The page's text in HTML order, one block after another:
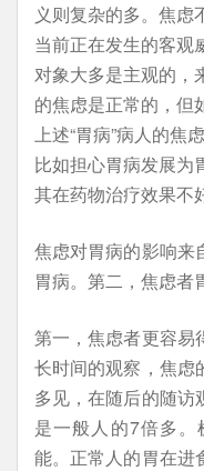
义则复杂的多。焦虑
当前正在发生的客观
对象大多是主观的，
的焦虑是正常的，但
上述“胃病”病人的焦
比如担心胃病发展为
其在药物治疗效果不
焦虑对胃病的影响来
胃病。第二，焦虑者
第一，焦虑者更容易
长时间的观察，焦虑
多见，在随后的随访
是一般人的7倍多
能。正常人的胃在进